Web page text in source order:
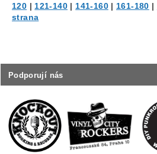
Podporují nás
120 | 121-140 | 141-160| 161-180 |
strana